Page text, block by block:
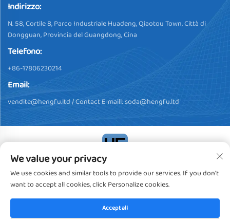
Indirizzo:
N. 58, Cortile 8, Parco Industriale Huadeng, Qiaotou Town, Città di
Dongguan, Provincia del Guangdong, Cina
Telefono:
+86-17806230214
Email:
vendite@hengfu.ltd/ Contact E-maill:soda@hengfu.ltd
Copyright © 2024, Dongguan Hengfu Plastic Products Co., Ltd.
Tutti i diritti riservatiInformativa sulla privacy
We value your privacy
We use cookies and similar tools to provide our services. If you don't
want to accept all cookies, click Personalize cookies.
Accept all